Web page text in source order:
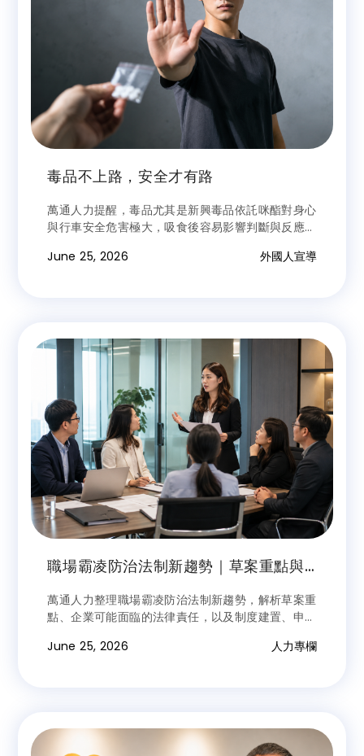
毒品不上路，安全才有路
萬通人力提醒，毒品尤其是新興毒品依託咪酯對身心
與行車安全危害極大，吸食後容易影響判斷與反應能
June 25, 2026 外國人宣導
職場霸凌防治法制新趨勢｜草案重點與
萬通人力整理職場霸凌防治法制新趨勢，解析草案重
點、企業可能面臨的法律責任，以及制度建置、申訴
管理。
June 25, 2026 人力專欄